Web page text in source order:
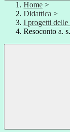
Home >
Didattica >
I progetti delle
Resoconto a.